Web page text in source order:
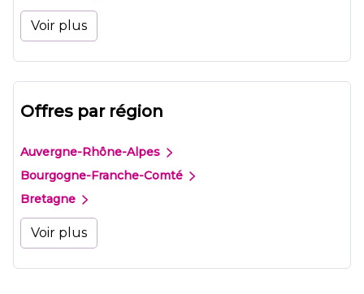
Voir plus
Offres par région
Auvergne-Rhône-Alpes
Bourgogne-Franche-Comté
Bretagne
Voir plus